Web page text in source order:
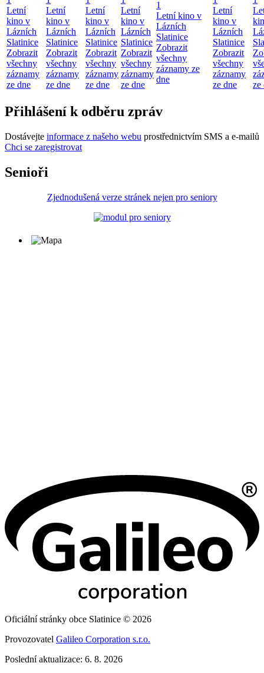
Letní
kino v
Lázních
Slatinice
Zobrazit
všechny
záznamy
ze dne
Letní
kino v
Lázních
Slatinice
Zobrazit
všechny
záznamy
ze dne
Letní
kino v
Lázních
Slatinice
Zobrazit
všechny
záznamy
ze dne
Letní
kino v
Lázních
Slatinice
Zobrazit
všechny
záznamy
ze dne
1
Letní kino v
Lázních
Slatinice
Zobrazit
všechny
záznamy ze
dne
Letní
kino v
Lázních
Slatinice
Zobrazit
všechny
záznamy
ze dne
ze
Přihlášení k odběru zpráv
Dostávejte informace z našeho webu prostřednictvím SMS a e-mailů
Chci se zaregistrovat
Senioři
Zjednodušená verze stránek nejen pro seniory
Oficiální stránky obce Slatinice © 2026
Provozovatel Galileo Corporation s.r.o.
Poslední aktualizace: 6. 8. 2026